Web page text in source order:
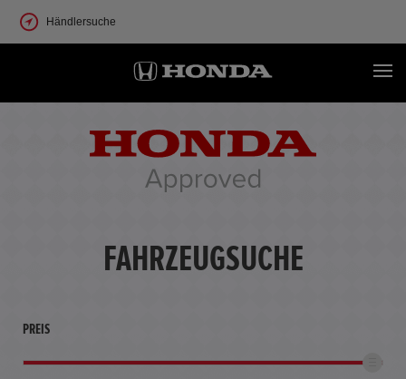
Händlersuche
FAHRZEUGSUCHE
PREIS